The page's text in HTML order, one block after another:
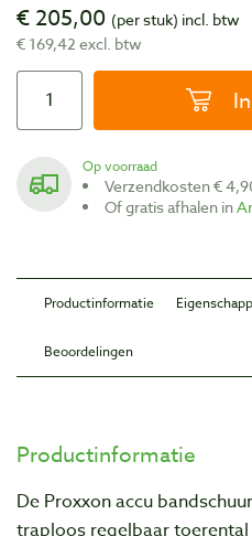
€ 205,00 (per stuk) incl. btw
€ 169,42 excl. btw
Op voorraad
Verzendkosten €
Of gratis afhalen in
Productinformatie
Beoordelingen
Productinformatie
De Proxxon accu
traploos regelbaar